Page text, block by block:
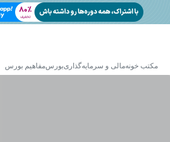
مکتب خونهمالی و سرمایه‌گذاریبورسمفاهیم بورس